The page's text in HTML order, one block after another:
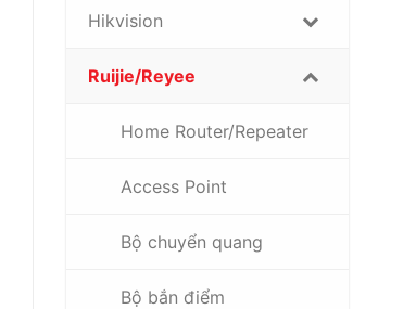
Hikvision
Ruijie/Reyee
Home Router/Repeater
Access Point
Bộ chuyển quang
Bộ bắn điểm